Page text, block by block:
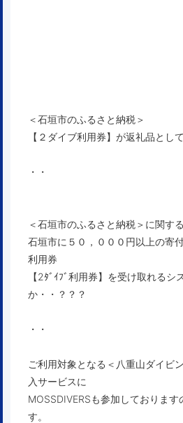
＜石垣市のふるさと納税＞
【２ダイブ利用券】が返礼品とし
・・
＜石垣市のふるさと納税＞に関す
石垣市に５０，０００円以上の寄
利用券
【2ﾀﾞｲﾌﾞ利用券】を受け取れるシ
か・・？？？
・・
ご利用対象となる＜八重山ダイビ
入サービスに
MOSSDIVERSも参加しております
す。